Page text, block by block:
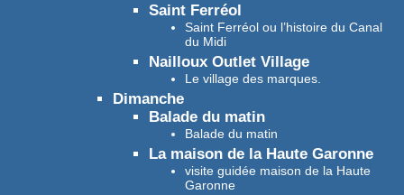
Saint Ferréol
Saint Ferréol ou l’histoire du Canal
du Midi
Nailloux Outlet Village
Le village des marques.
Dimanche
Balade du matin
Balade du matin
La maison de la Haute Garonne
visite guidée maison de la Haute
Garonne